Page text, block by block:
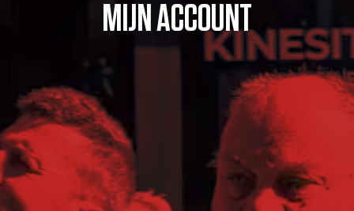
MIJN ACCOUNT